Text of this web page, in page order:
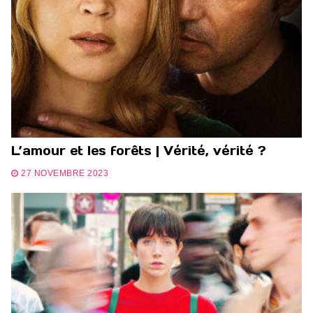
L’amour et les forêts | Vérité, vérité ?
27 NOVEMBRE 2023